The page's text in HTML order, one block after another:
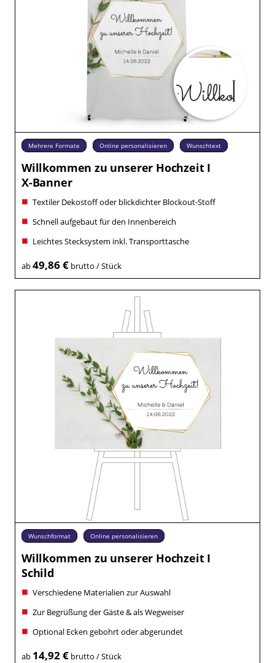
Mehrere Formate Online personalisieren Wunschtext
Willkommen zu unserer Hochzeit I
X-Banner
Textiler Dekostoff oder blickdichter Blockout-Stoff
Schnell aufgebaut für den Innenbereich
Leichtes Stecksystem inkl. Transporttasche
ab49,86 €brutto / Stück
Wunschformat Online personalisieren
Willkommen zu unserer Hochzeit I
Schild
Verschiedene Materialien zur Auswahl
Zur Begrüßung der Gäste & als Wegweiser
Optional Ecken gebohrt oder abgerundet
ab 14,92 €brutto / Stück